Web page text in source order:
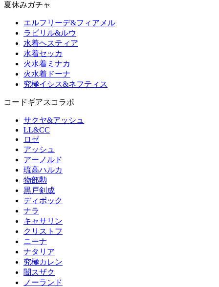
夏休みガチャ
エルフリーデ&フィアメル
ラビリル&ルウ
水着ヘスティア
水着セッカ
火水着ミナカ
火水着ドーナ
究極イシス&ネフティス
コードギアスコラボ
サクヤ&アッシュ
LL&CC
ロゼ
アッシュ
アーノルド
琉高ハルカ
物部勲
黒戸剣成
ディボック
ナラ
キャサリン
クリストフ
ニーナ
ナタリア
究極カレン
闇スザク
ノーランド